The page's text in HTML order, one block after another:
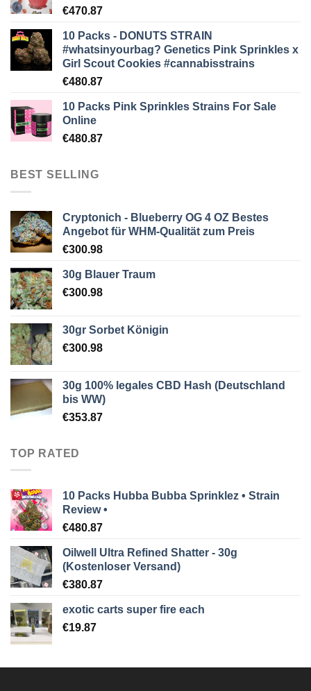
€470.87
10 Packs - DONUTS STRAIN
#whatsinyourbag? Genetics Pink Sprinkles x
Girl Scout Cookies #cannabisstrains
€480.87
10 Packs Pink Sprinkles Strains For Sale
Online
€480.87
BEST SELLING
Cryptonich - Blueberry OG 4 OZ Bestes
Angebot für WHM-Qualität zum Preis
€300.98
30g Blauer Traum
€300.98
30gr Sorbet Königin
€300.98
30g 100% legales CBD Hash (Deutschland
bis WW)
€353.87
TOP RATED
10 Packs Hubba Bubba Sprinklez • Strain
Review •
€480.87
Oilwell Ultra Refined Shatter - 30g
(Kostenloser Versand)
€380.87
exotic carts super fire each
€19.87